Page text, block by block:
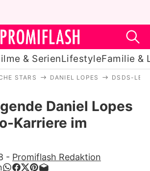
& SerienLifestyleFamilie &
Stars
Filme & Serien
Lifestyle
STARS DANIEL LOPES DSDS-
Daniel Lopes
Karriere im
- Promiflash Redaktion